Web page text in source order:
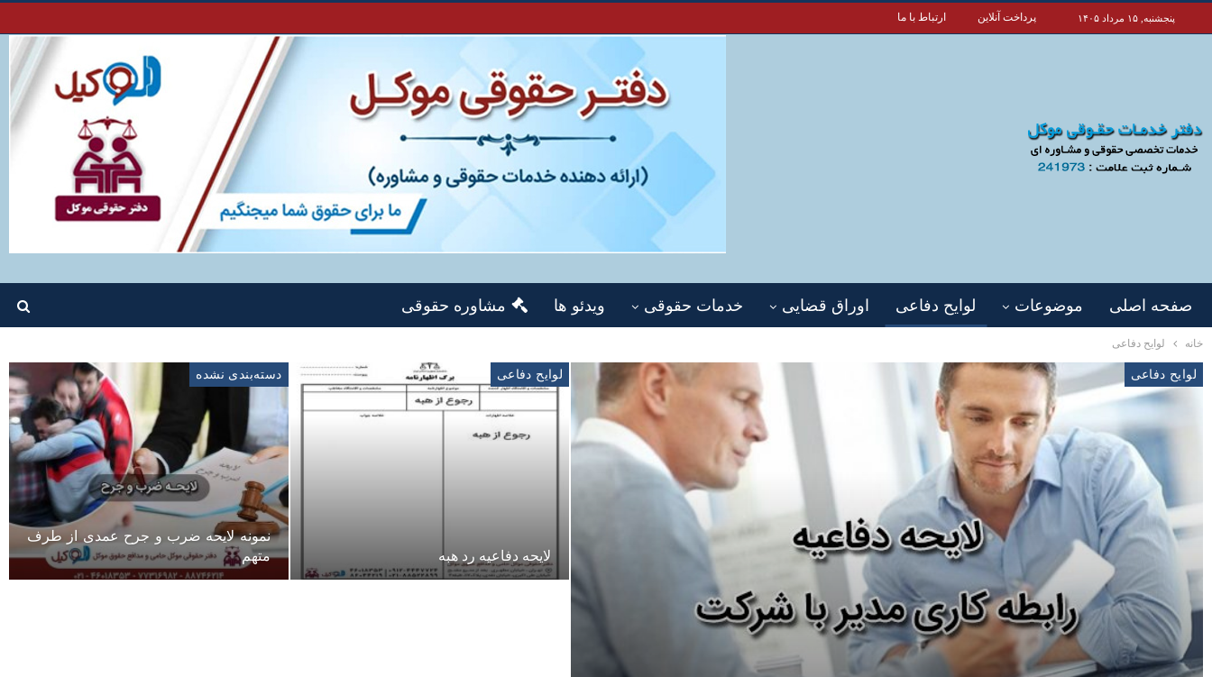
پنجشنبه, ۱۵ مرداد ۱۴۰۵ پرداخت آنلاین ارتباط با ما
صفحه اصلی موضوعات لوایح دفاعی اوراق قضایی خدمات حقوقی ویدئو ها مشاوره حقوقی
خانه لوایح دفاعی
لوایح دفاعی لوایح دفاعی
لایحه دفاعیه رد هبه
دسته‌بندی نشده
نمونه لایحه ضرب و جرح عمدی از طرف
متهم